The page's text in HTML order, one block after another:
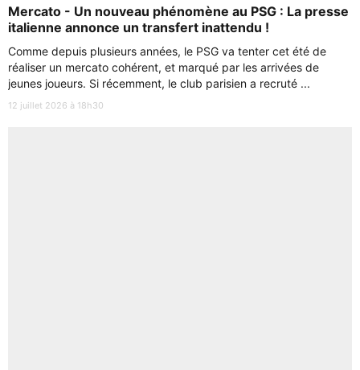
Mercato - Un nouveau phénomène au PSG : La presse
italienne annonce un transfert inattendu !
Comme depuis plusieurs années, le PSG va tenter cet été de
réaliser un mercato cohérent, et marqué par les arrivées de
jeunes joueurs. Si récemment, le club parisien a recruté ...
12 juillet 2026 à 18h30